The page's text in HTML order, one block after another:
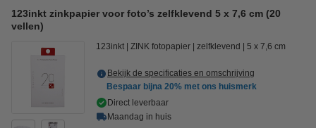
123inkt zinkpapier voor foto’s zelfklevend 5 x 7,6 cm (20
vellen)
123inkt ZINK fotopapier zelfklevend 5 x 7,6 cm
Bekijk de specificaties en omschrijving
Bespaar bijna 20% met ons huismerk
Direct leverbaar
Maandag in huis